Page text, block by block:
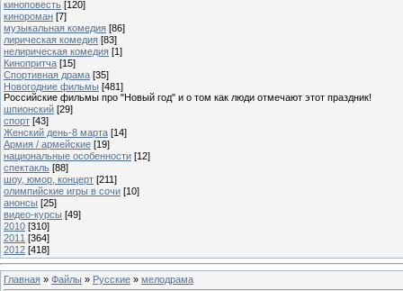
киноповесть [120]
кинороман [7]
музыкальная комедия [86]
лирическая комедия [83]
нелирическая комедия [1]
Кинопритча [15]
Спортивная драма [35]
Новогодние фильмы [481]
Российские фильмы про "Новый год" и о том как люди отмечают этот праздник!
шпионский [29]
спорт [43]
Женский день-8 марта [14]
Армия / армейские [19]
национальные особенности [12]
спектакль [88]
шоу, юмор, концерт [211]
олимпийские игры в сочи [10]
анонсы [25]
видео-курсы [49]
2010 [310]
2011 [364]
2012 [418]
Главная » Файлы » Русские » мелодрама